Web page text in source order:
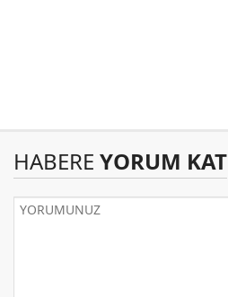
HABERE YORUM KAT